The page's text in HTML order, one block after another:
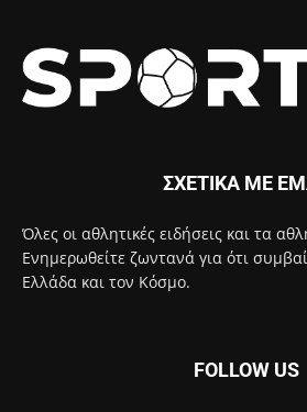
ΣΧΕΤΙΚΑ ΜΕ
Όλες οι αθλητικές ειδήσεις και τα
Ενημερωθείτε ζωντανά για ότι
Ελλάδα και τον Κόσμο.
FOLLOW US